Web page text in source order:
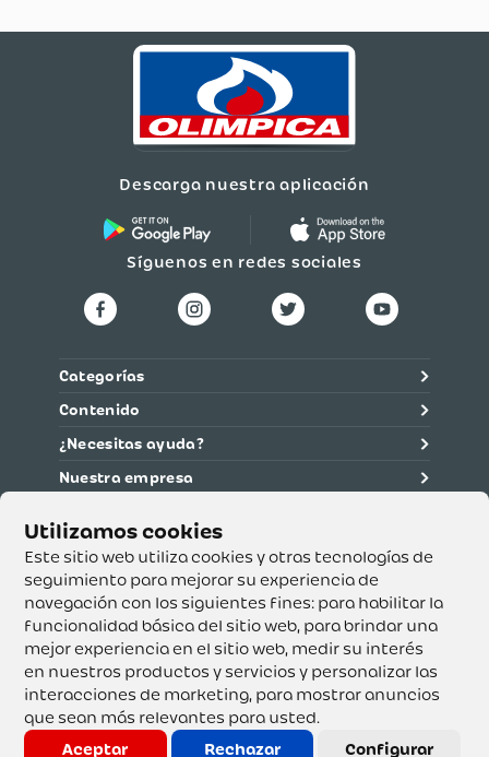
Este sitio web utiliza cookies y otras tecnologías de
seguimiento para mejorar su experiencia de
navegación con los siguientes fines: para habilitar la
funcionalidad básica del sitio web, para brindar una
mejor experiencia en el sitio web, medir su interés
en nuestros productos y servicios y personalizar las
interacciones de marketing, para mostrar anuncios
que sean más relevantes para usted.
Aceptar
Rechazar Configurar
Descarga nuestra aplicación
Síguenos en redes sociales
Categorías
Contenido
¿Necesitas ayuda?
Nuestra empresa
Supertiendas y Drogería Olímpica S.A. - Nit 890.107.487 -
Dirección de notificación: Calle 53 No. 46-192 local 3-01
Teléfono: 3232540999 - Correo:
servicioalcliente@olimpica.com.co
Copyright o Actualización 2023 OLÍMPICA S.A. Derechos
Reservados.